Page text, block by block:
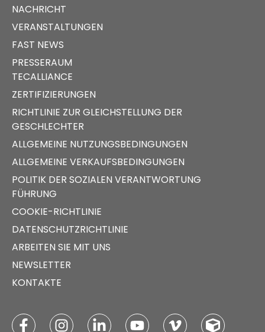
NACHRICHT
VERANSTALTUNGEN
FAST NEWS
PRESSERAUM
TECALLIANCE
ZERTIFIZIERUNGEN
RICHTLINIE ZUR GLEICHSTELLUNG DER
GESCHLECHTER
ALLGEMEINE NUTZUNGSBEDINGUNGEN
ALLGEMEINE VERKAUFSBEDINGUNGEN
POLITIK DER SOZIALEN VERANTWORTUNG
FÜHRUNG
COOKIE-RICHTLINIE
DATENSCHUTZRICHTLINIE
ARBEITEN SIE MIT UNS
NEWSLETTER
KONTAKTE